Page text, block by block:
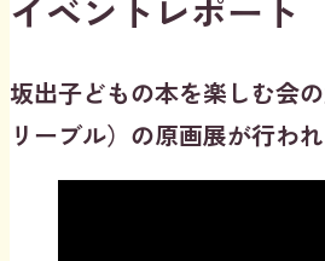
坂出子どもの本を楽しむ会
リーブル）の原画展が行われ